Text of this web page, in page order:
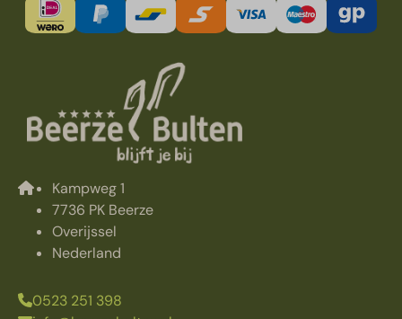
Kampweg 1
7736 PK Beerze
Overijssel
Nederland
0523 251 398